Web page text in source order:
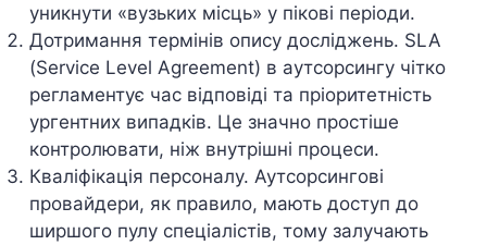
уникнути «вузьких місць» у пікові періоди.
Дотримання термінів опису досліджень. SLA
(Service Level Agreement) в аутсорсингу чітко
регламентує час відповіді та пріоритетність
ургентних випадків. Це значно простіше
контролювати, ніж внутрішні процеси.
Кваліфікація персоналу. Аутсорсингові
провайдери, як правило, мають доступ до
ширшого пулу спеціалістів, тому залучають